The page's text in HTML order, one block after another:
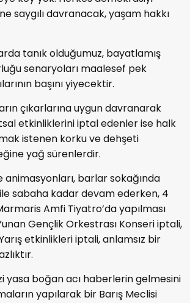
saygılı davranacak, yaşam hakkı
tanık olduğumuz, bayatlamış
senaryoları maalesef pek
başını yiyecektir.
çıkarlarına uygun davranarak
etkinliklerini iptal edenler ise halk
istenen korku ve dehşeti
yağ sürenlerdir.
animasyonları, barlar sokağında
ile sabaha kadar devam ederken, 4
Amfi Tiyatro’da yapılması
Gençlik Orkestrası Konseri iptali,
etkinlikleri iptali, anlamsız bir
yasa boğan acı haberlerin gelmesini
yapılarak bir Barış Meclisi